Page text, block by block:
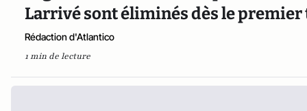
Larrivé sont éliminés dès le
Rédaction d'Atlantico
1 min de lecture